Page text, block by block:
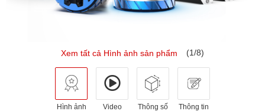
Xem tất cả Hình ảnh sản phẩm (1/8)
Hình ảnh
Video
Thông số
Thông tin